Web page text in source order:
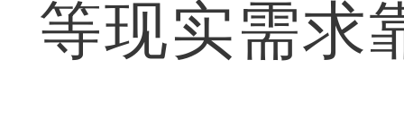
等现实需求